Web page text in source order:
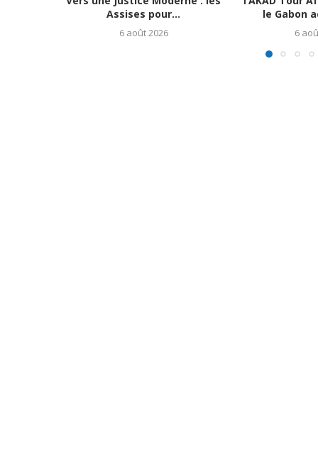
Assises pour...
6 août 2026
le Gabon
6